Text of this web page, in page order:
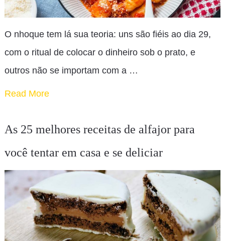
O nhoque tem lá sua teoria: uns são fiéis ao dia 29,
com o ritual de colocar o dinheiro sob o prato, e
outros não se importam com a …
Read More
As 25 melhores receitas de alfajor para
você tentar em casa e se deliciar